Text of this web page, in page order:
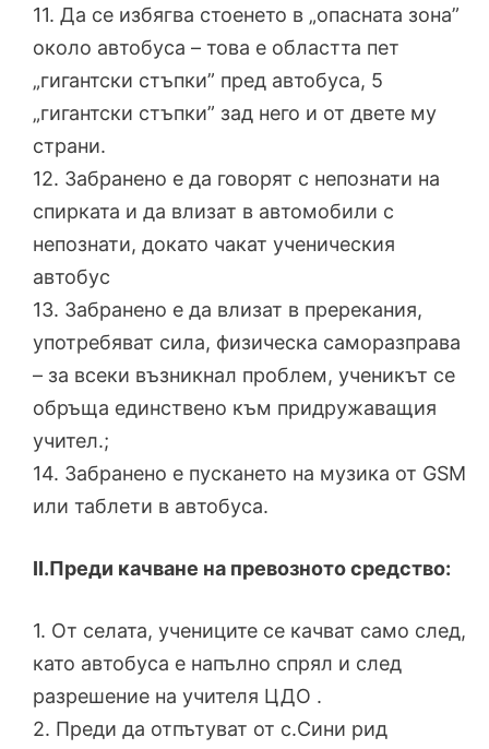
11. Да се избягва стоенето в „опасната зона”
около автобуса – това е областта пет
„гигантски стъпки” пред автобуса, 5
„гигантски стъпки” зад него и от двете му
страни.
12. Забранено е да говорят с непознати на
спирката и да влизат в автомобили с
непознати, докато чакат ученическия
автобус
13. Забранено е да влизат в пререкания,
употребяват сила, физическа саморазправа
– за всеки възникнал проблем, ученикът се
обръща единствено към придружаващия
учител.;
14. Забранено е пускането на музика от GSM
или таблети в автобуса.
ІІ.Преди качване на превозното средство:
1. От селата, учениците се качват само след,
като автобуса е напълно спрял и след
разрешение на учителя ЦДО .
2. Преди да отпътуват от с.Сини рид